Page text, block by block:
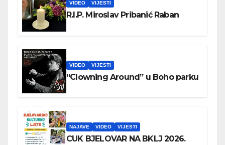
VIDEO VIJESTI
R.I.P. Miroslav Pribanić Raban
VIDEO VIJESTI
“Clowning Around” u Boho parku
NAJAVE VIDEO VIJESTI
CUK BJELOVAR NA BKLJ 2026.